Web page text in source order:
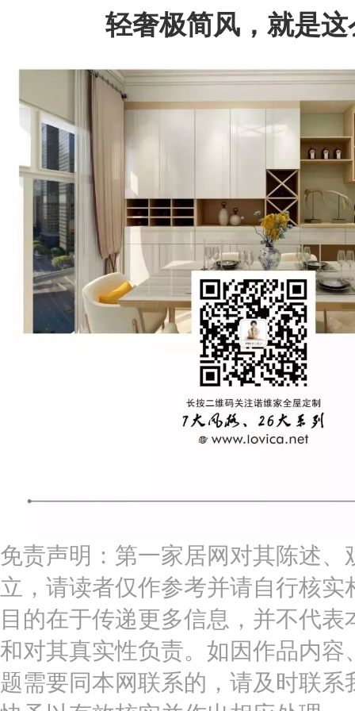
轻奢极简风，就是
免责声明：第一家居网对其陈述、
立，请读者仅作参考并请自行核实
目的在于传递更多信息，并不代表
和对其真实性负责。如因作品内容
题需要同本网联系的，请及时联系